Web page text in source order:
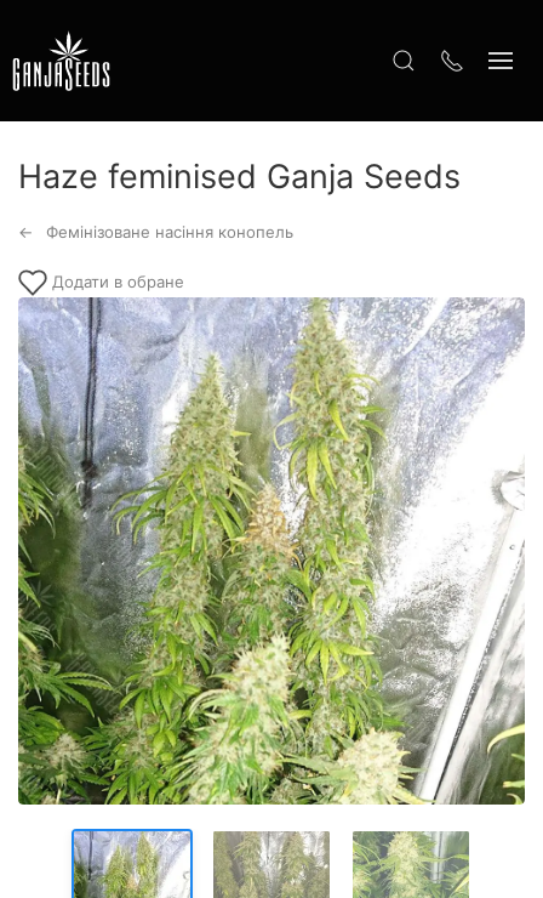
Haze feminised Ganja Seeds
Фемінізоване насіння конопель
Додати в обране